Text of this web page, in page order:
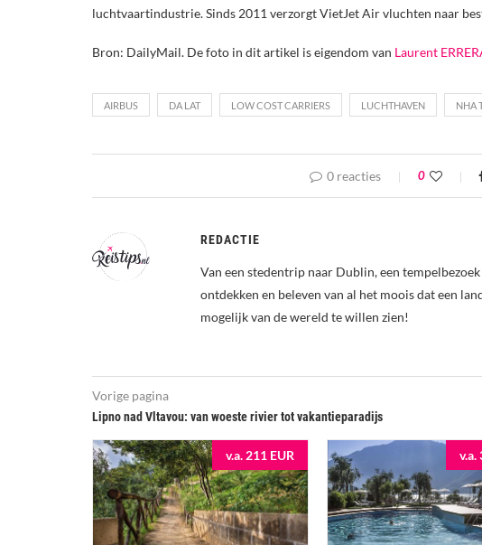
luchtvaartindustrie. Sinds 2011 verzorgt VietJet Air vluchten naar
Bron: DailyMail. De foto in dit artikel is eigendom van Laurent
AIRBUS DA LAT LOW COST CARRIERS LUCHTHAVEN NHA
0 reacties 0
REDACTIE
Van een stedentrip naar Dublin, een
ontdekken en beleven van al het moois dat een
mogelijk van de wereld te willen zien!
Vorige pagina
Lipno nad Vltavou: van woeste rivier tot vakantieparadijs
v.a. 211 EUR v.a.